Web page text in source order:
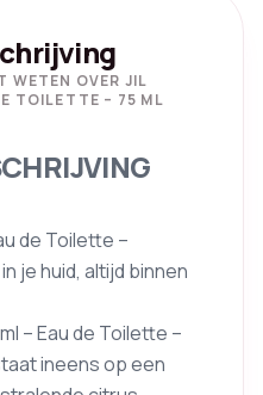
WETEN OVER JIL
TOILETTE – 75 ML
de Toilette –
je huid, altijd binnen
– Eau de Toilette –
ineens op een